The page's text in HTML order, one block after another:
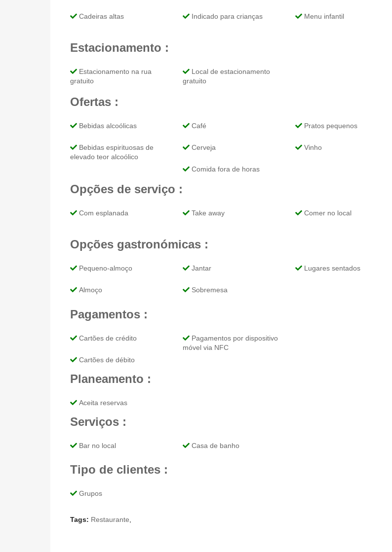
Cadeiras altas Indicado para crianças Menu infantil
Estacionamento :
Estacionamento na rua
gratuito
Local de estacionamento
gratuito
Ofertas :
Bebidas alcoólicas
Bebidas espirituosas de
elevado teor alcoólico
Café
Cerveja
Comida fora de horas
Pratos pequenos
Vinho
Opções de serviço :
Com esplanada Take away Comer no local
Opções gastronómicas :
Pequeno-almoço
Almoço
Jantar
Sobremesa
Lugares sentados
Pagamentos :
Cartões de crédito
Cartões de débito
Pagamentos por dispositivo
móvel via NFC
Planeamento :
Aceita reservas
Serviços :
Bar no local Casa de banho
Tipo de clientes :
Grupos
Tags: Restaurante